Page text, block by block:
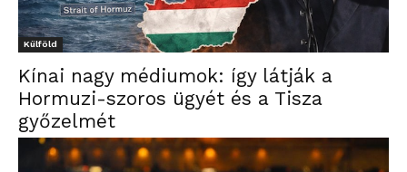
Külföld
Kínai nagy médiumok: így látják a
Hormuzi-szoros ügyét és a Tisza
győzelmét